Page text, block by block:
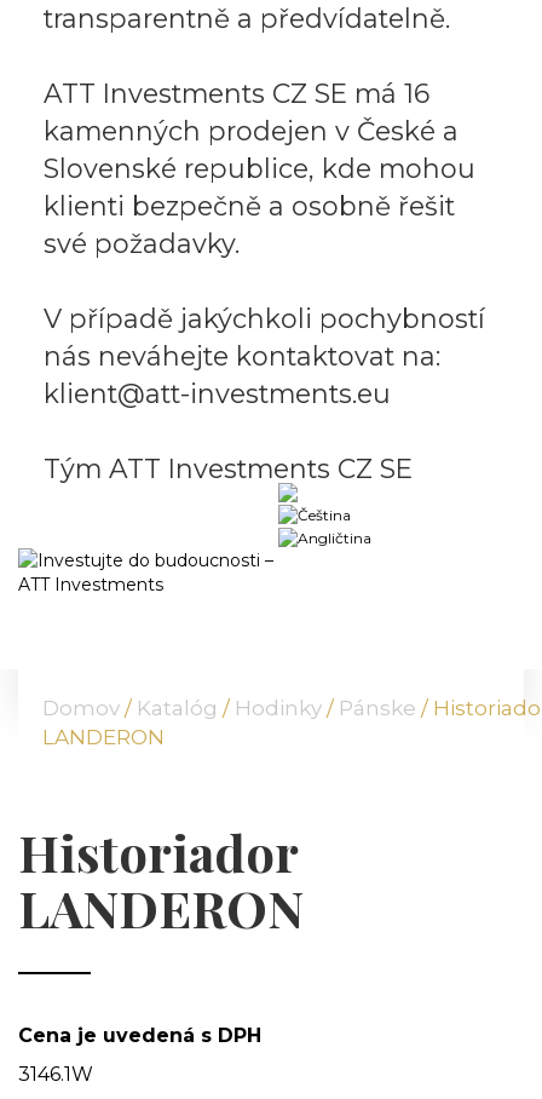
transparentně a předvídatelně.
ATT Investments CZ SE má 16
kamenných prodejen v České a
Slovenské republice, kde mohou
klienti bezpečně a osobně řešit
své požadavky.
V případě jakýchkoli pochybností
nás neváhejte kontaktovat na:
klient@att-investments.eu
Tým ATT Investments CZ SE
PONUKA
TVÁRE ATT
MÉDIÁ
Domov / Katalóg / Hodinky / Pánske /
LANDERON
Historiador
LANDERON
Cena je uvedená s DPH
3146.1W